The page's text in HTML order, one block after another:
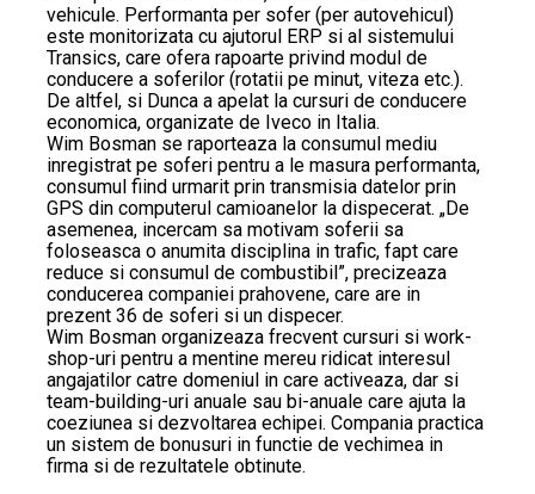
vehicule. Performanta per sofer (per autovehicul)
este monitorizata cu ajutorul ERP si al sistemului
Transics, care ofera rapoarte privind modul de
conducere a soferilor (rotatii pe minut, viteza etc.).
De altfel, si Dunca a apelat la cursuri de conducere
economica, organizate de Iveco in Italia.
Wim Bosman se raporteaza la consumul mediu
inregistrat pe soferi pentru a le masura performanta,
consumul fiind urmarit prin transmisia datelor prin
GPS din computerul camioanelor la dispecerat. „De
asemenea, incercam sa motivam soferii sa
foloseasca o anumita disciplina in trafic, fapt care
reduce si consumul de combustibil”, precizeaza
conducerea companiei prahovene, care are in
prezent 36 de soferi si un dispecer.
Wim Bosman organizeaza frecvent cursuri si work-
shop-uri pentru a mentine mereu ridicat interesul
angajatilor catre domeniul in care activeaza, dar si
team-building-uri anuale sau bi-anuale care ajuta la
coeziunea si dezvoltarea echipei. Compania practica
un sistem de bonusuri in functie de vechimea in
firma si de rezultatele obtinute.